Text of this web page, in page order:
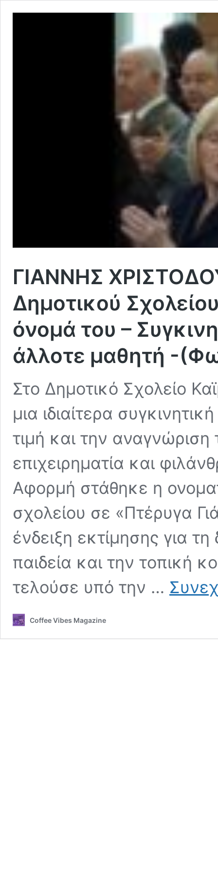
ΓΙΑΝΝΗΣ
Δημοτικού
όνομά του –
άλλοτε μαθητή -
Στο Δημοτικό Σχολείο
μια ιδιαίτερα
τιμή και την
επιχειρηματία και
Αφορμή στάθηκε η
σχολείου σε «Πτέρυγα
ένδειξη εκτίμησης για
παιδεία και την τοπική
τελούσε υπό την …
Coffee Vibes Magazine